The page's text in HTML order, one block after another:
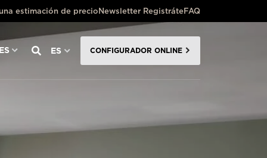
estimación de precio Newsletter RegistráteFAQ
ES CONFIGURADOR ONLINE